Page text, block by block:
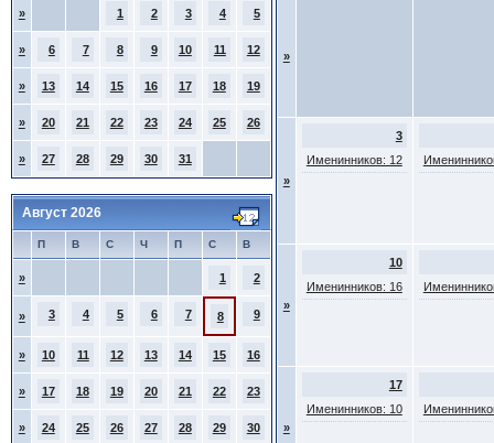
» 1 2 3 4 5
» 6 7 8 9 10 11 12
» 13 14 15 16 17 18 19
» 20 21 22 23 24 25 26
» 27 28 29 30 31
Август 2026
П В С Ч П С В
» 1 2
» 3 4 5 6 7 8 9
» 10 11 12 13 14 15 16
» 17 18 19 20 21 22 23
» 24 25 26 27 28 29 30
»
»
3
Именинников: 12
»
10
Именинников: 16
»
17
Именинников: 10